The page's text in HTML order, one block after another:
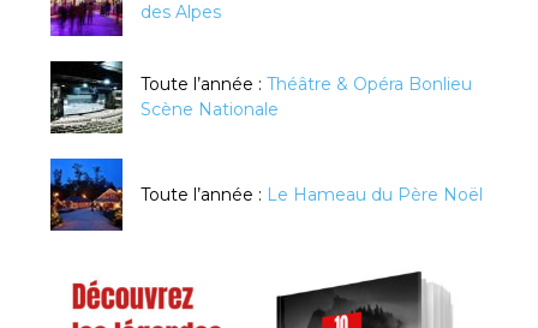
des Alpes
Toute l’année : Théâtre & Opéra Bonlieu
Scène Nationale
Toute l’année : Le Hameau du Père Noël